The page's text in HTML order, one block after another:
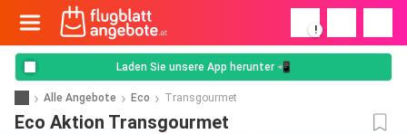
!
Laden Sie unsere App herunter 📲
Alle Angebote Eco Transgourmet
Eco Aktion Transgourmet